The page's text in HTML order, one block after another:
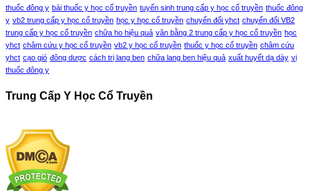
thuốc đông y bài thuốc y học cổ truyền tuyển sinh trung cấp y học cổ truyền thuốc đông
y vb2 trung cấp y học cổ truyền học y học cổ truyền chuyển đổi yhct chuyển đổi VB2
trung cấp y học cổ truyền chữa ho hiệu quả văn bằng 2 trung cấp y học cổ truyền học
yhct châm cứu y học cổ truyền vb2 y học cổ truyền thuốc y học cổ truyền châm cứu
yhct cạo gió đông dược cách trị lang ben chữa lang ben hiệu quả xuất huyết dạ dày vị
thuốc đông y
Trung Cấp Y Học Cổ Truyền